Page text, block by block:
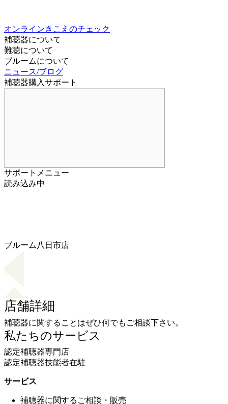
補聴器について
難聴について
ブルームについて
ニュース/ブログ
補聴器購入サポート
読み込み中
補聴器に関することはぜひ何でもご相談下さい。
私たちのサービス
認定補聴器専門店
認定補聴器技能者在駐
サービス
補聴器に関するご相談・販売
きこえのチェック